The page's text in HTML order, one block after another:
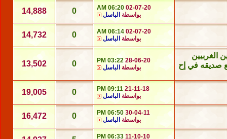
02-07-20
06:20 AM
بواسطة الباسل 0
14,888
02-07-20
06:14 AM
بواسطة الباسل 0
14,732
الغربيين
صديقه في إح
28-06-20
03:22 PM
بواسطة الباسل 0
13,502
21-11-18
09:11 PM
بواسطة الباسل 0
19,005
30-04-11
06:50 PM
بواسطة الباسل 0
16,472
11-10-10
06:33 PM